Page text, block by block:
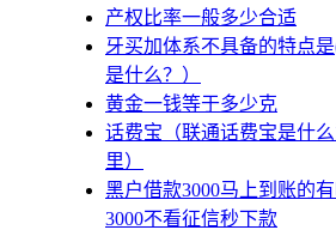
产权比率一般多少合适
牙买加体系不具备的特点
是什么？）
黄金一钱等于多少克
话费宝（联通话费宝是什
里）
黑户借款3000马上到账的
3000不看征信秒下款